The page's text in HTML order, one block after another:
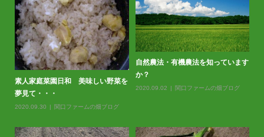
素人家庭菜園日和 美味しい野菜を
夢見て・・・
2020.09.30 関口ファームの畑ブログ
自然農法・有機農法を知っています
か？
2020.09.02 関口ファームの畑ブログ